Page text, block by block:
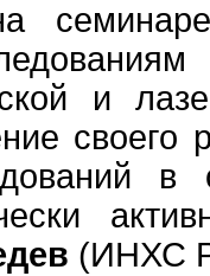
и
своего
в
(ИНХС